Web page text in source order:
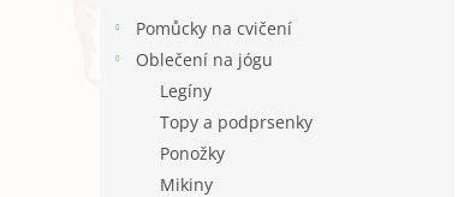
Pomůcky na cvičení
Oblečení na jógu
Legíny
Topy a podprsenky
Ponožky
Mikiny